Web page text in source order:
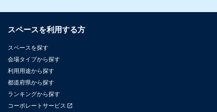
スペースを利用する方
スペースを探す
会場タイプから探す
利用用途から探す
都道府県から探す
ランキングから探す
コーポレートサービス